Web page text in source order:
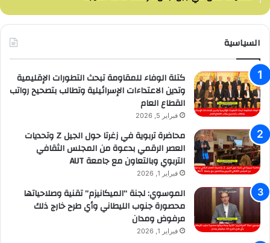
السياسية
كتلة الوفاء للمقاومة تبحث التطورات الإقليمية
وتدين الاعتداءات الإسرائيلية وتطالب بتصحيح رواتب
القطاع العام
فبراير 5, 2026
محاضرة تربوية في زغرتا حول الجيل Z وتحديات
العصر الرقمي بدعوة من المجلس الثقافي
التربوي وبالتعاون مع جامعة AUT
فبراير 1, 2026
الموسوي: لجنة “الميكانيزم” تقنية وصلاحياتها
محصورة جنوب الليطاني وأي طرح خارج ذلك
مرفوض ومدان
فبراير 1, 2026